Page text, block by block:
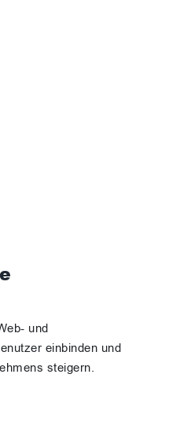
und
einbinden und
steigern.